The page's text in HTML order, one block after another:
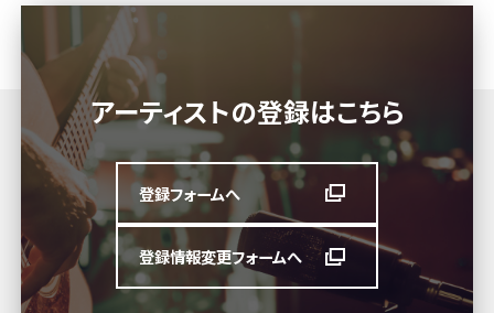
アーティストの登録はこちら
登録フォームへ
登録情報変更フォームへ